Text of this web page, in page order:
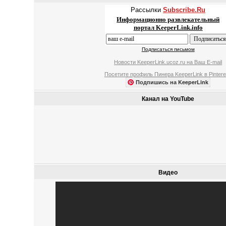
РассылкиSubscribe.Ru
Информационно развлекательный
портал KeeperLink.info
Подписаться письмом
Новости KeeperLink.ucoz.ru на Ваш E-mail
Посетите профиль Пинера KeeperLink в
Подпишись на KeeperLink
Канал на YouTube
Видео